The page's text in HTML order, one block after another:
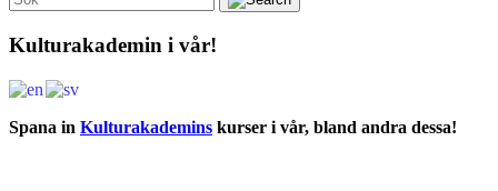
Kulturakademin i vår!
Spana in Kulturakademins kurser i vår, bland andra dessa!